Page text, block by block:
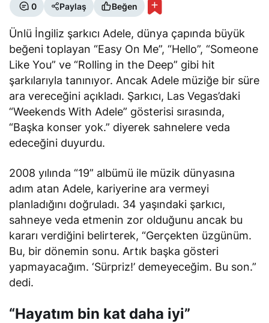
0 Paylaş Beğen
Ünlü İngiliz şarkıcı Adele, dünya çapında büyük
beğeni toplayan “Easy On Me”, “Hello”, “Someone
Like You” ve “Rolling in the Deep” gibi hit
şarkılarıyla tanınıyor. Ancak Adele müziğe bir süre
ara vereceğini açıkladı. Şarkıcı, Las Vegas’daki
“Weekends With Adele” gösterisi sırasında,
“Başka konser yok.” diyerek sahnelere veda
edeceğini duyurdu.
2008 yılında “19” albümü ile müzik dünyasına
adım atan Adele, kariyerine ara vermeyi
planladığını doğruladı. 34 yaşındaki şarkıcı,
sahneye veda etmenin zor olduğunu ancak bu
kararı verdiğini belirterek, “Gerçekten üzgünüm.
Bu, bir dönemin sonu. Artık başka gösteri
yapmayacağım. ‘Sürpriz!’ demeyeceğim. Bu son.”
dedi.
“Hayatım bin kat daha iyi”